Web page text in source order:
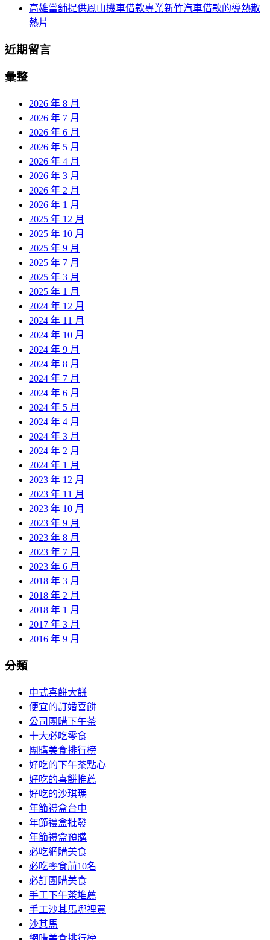
高雄當舖提供鳳山機車借款專業新竹汽車借款的導熱散
熱片
近期留言
彙整
2026 年 8 月
2026 年 7 月
2026 年 6 月
2026 年 5 月
2026 年 4 月
2026 年 3 月
2026 年 2 月
2026 年 1 月
2025 年 12 月
2025 年 10 月
2025 年 9 月
2025 年 7 月
2025 年 3 月
2025 年 1 月
2024 年 12 月
2024 年 11 月
2024 年 10 月
2024 年 9 月
2024 年 8 月
2024 年 7 月
2024 年 6 月
2024 年 5 月
2024 年 4 月
2024 年 3 月
2024 年 2 月
2024 年 1 月
2023 年 12 月
2023 年 11 月
2023 年 10 月
2023 年 9 月
2023 年 8 月
2023 年 7 月
2023 年 6 月
2018 年 3 月
2018 年 2 月
2018 年 1 月
2017 年 3 月
2016 年 9 月
分類
中式喜餅大餅
便宜的訂婚喜餅
公司團購下午茶
十大必吃零食
團購美食排行榜
好吃的下午茶點心
好吃的喜餅推薦
好吃的沙琪瑪
年節禮盒台中
年節禮盒批發
年節禮盒預購
必吃網購美食
必吃零食前10名
必訂團購美食
手工下午茶堆薦
手工沙其馬哪裡買
沙其馬